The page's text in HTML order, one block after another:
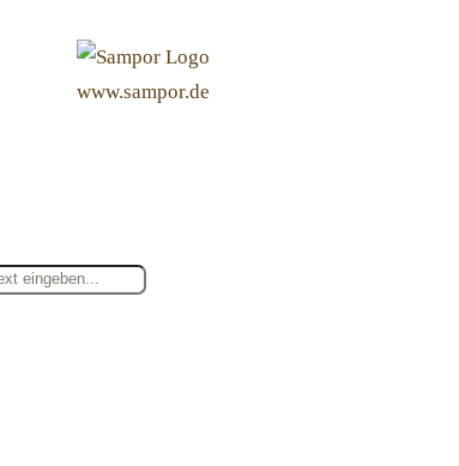
www.sampor.de